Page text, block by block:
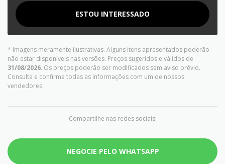
ESTOU INTERESSADO
* Imagens meramente ilustrativas. Alguns itens apresentados poderão
não estar disponíveis nas versões. Preços sugeridos e válidos de
31/08/2026. Os preços poderão ser modificados sem aviso prévio.
Consulte e confirme todas as informações com um de nossos
vendedores.
Compartilhe nas redes sociais!
NEGOCIE PELO WHATSAPP